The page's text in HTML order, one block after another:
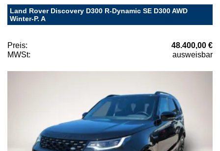
Land Rover Discovery D300 R-Dynamic SE D300 AWD
Winter-P. A
Preis:
48.400,00 €
MWSt:
ausweisbar